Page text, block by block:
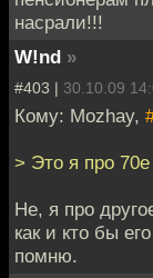
насрали!!!
W!nd »
#403 | 30.10.09
Кому: Mozhay,
> Это я про
Не, я про
как и кто бы
помню.